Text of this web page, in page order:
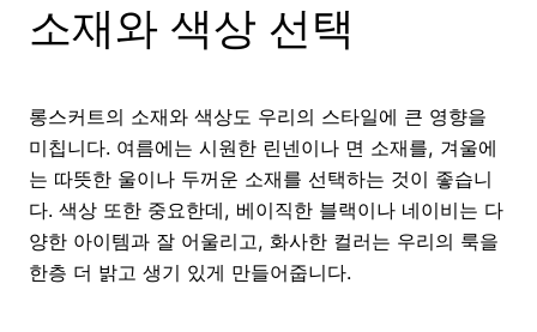
소재와 색상 선택
롱스커트의 소재와 색상도 우리의 스타일에 큰 영향을
미칩니다. 여름에는 시원한 린넨이나 면 소재를, 겨울에
는 따뜻한 울이나 두꺼운 소재를 선택하는 것이 좋습니
다. 색상 또한 중요한데, 베이직한 블랙이나 네이비는 다
양한 아이템과 잘 어울리고, 화사한 컬러는 우리의 룩을
한층 더 밝고 생기 있게 만들어줍니다.